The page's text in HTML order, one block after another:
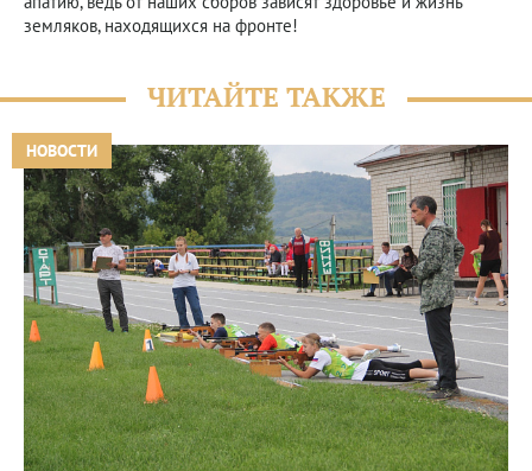
земляков, находящихся на фронте!
ЧИТАЙТЕ ТАКЖЕ
НОВОСТИ